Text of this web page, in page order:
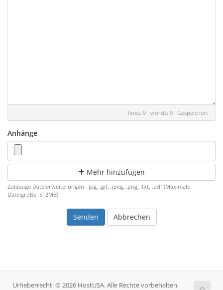
lines: 0 words: 0 Gespeichert
Anhänge
Mehr hinzufügen
Zulässige Dateierweiterungen: .jpg, .gif, .jpeg, .png, .txt, .pdf (Maximale
Dateigröße: 512MB)
Abbrechen
Urheberrecht: © 2026 HostUSA. Alle Rechte vorbehalten.